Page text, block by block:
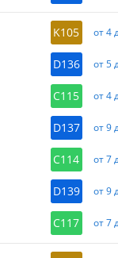
K105 от 4
D136 от 5
C115 от 4
D137 от 9
C114 от 7
D139 от 9
C117 от 7